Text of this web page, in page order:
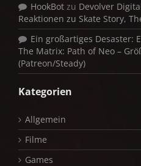
HookBot zu Devolver
Reaktionen zu Skate Story,
Ein großartiges Desaster:
The Matrix: Path of Neo –
(Patreon/Steady)
Kategorien
Allgemein
Filme
Games